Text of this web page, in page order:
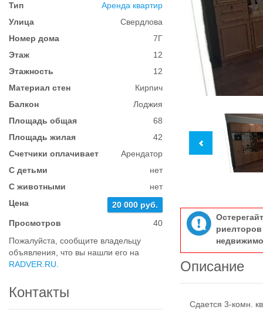
Тип
Аренда квартир
Улица
Свердлова
Номер дома
7Г
Этаж
12
Этажность
12
Материал стен
Кирпич
Балкон
Лоджия
Площадь общая
68
Площадь жилая
42
Счетчики оплачивает
Арендатор
С детьми
нет
С животными
нет
Цена
20 000 руб.
Просмотров
40
Пожалуйста, сообщите владельцу
объявления, что вы нашли его на
RADVER.RU
Контакты
Описание
Сдается 3-комн.